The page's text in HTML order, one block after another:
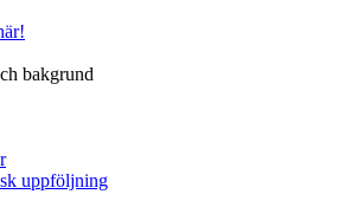
bakgrund
uppföljning